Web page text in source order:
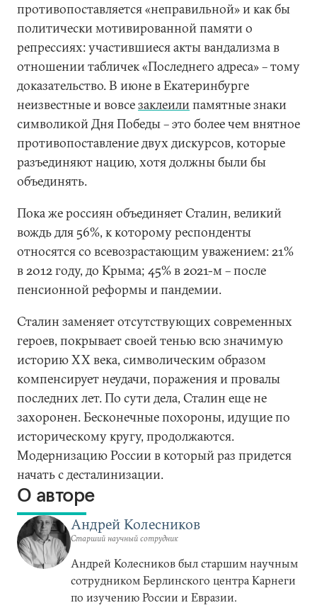
противопоставляется «неправильной» и как бы
политически мотивированной памяти о
репрессиях: участившиеся акты вандализма в
отношении табличек «Последнего адреса» – тому
доказательство. В июне в Екатеринбурге
неизвестные и вовсезаклеилипамятные знаки
символикой Дня Победы – это более чем внятное
противопоставление двух дискурсов, которые
разъединяют нацию, хотя должны были бы
объединять.
Пока же россиян объединяет Сталин, великий
вождь для 56%, к которому респонденты
относятся со всевозрастающим уважением: 21%
в 2012 году, до Крыма; 45% в 2021-м – после
пенсионной реформы и пандемии.
Сталин заменяет отсутствующих современных
героев, покрывает своей тенью всю значимую
историю XX века, символическим образом
компенсирует неудачи, поражения и провалы
последних лет. По сути дела, Сталин еще не
захоронен. Бесконечные похороны, идущие по
историческому кругу, продолжаются.
Модернизацию России в который раз придется
начать с десталинизации.
О авторе
Андрей Колесников
Старший научный сотрудник
Андрей Колесников был старшим научным
сотрудником Берлинского центра Карнеги
по изучению России и Евразии.